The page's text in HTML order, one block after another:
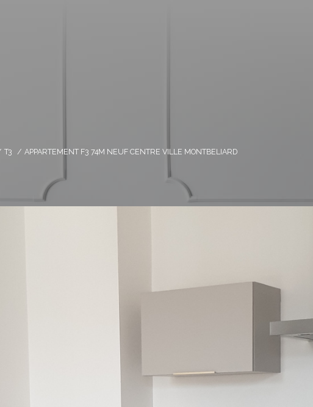
T3 APPARTEMENT F3 74M NEUF CENTRE VILLE MONTBELIARD